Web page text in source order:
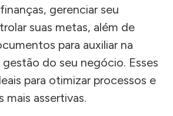
gerenciar seu
suas metas, além de
para auxiliar na
do seu negócio. Esses
para otimizar processos e
mais assertivas.